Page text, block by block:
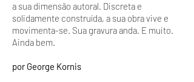
a sua dimensão autoral. Discreta e
solidamente construída, a sua obra vive e
movimenta-se. Sua gravura anda. E muito.
Ainda bem.
por George Kornis